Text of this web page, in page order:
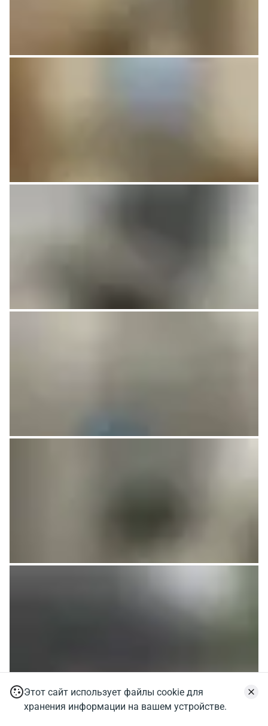
Этот сайт использует файлы cookie для
хранения информации на вашем устройстве.